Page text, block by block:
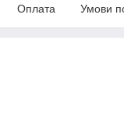
Оплата Умови